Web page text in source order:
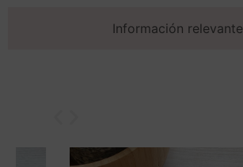
Información relevante